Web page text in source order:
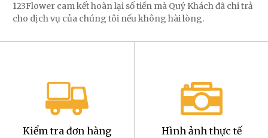
123Flower cam kết hoàn lại số tiền mà Quý Khách đã chi trả
cho dịch vụ của chúng tôi nếu không hài lòng.
Kiểm tra đơn hàng Hình ảnh thực tế